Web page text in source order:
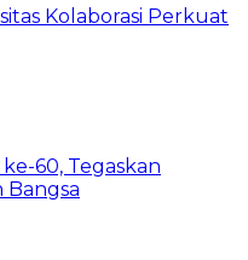
Kolaborasi Perkuat
60, Tegaskan